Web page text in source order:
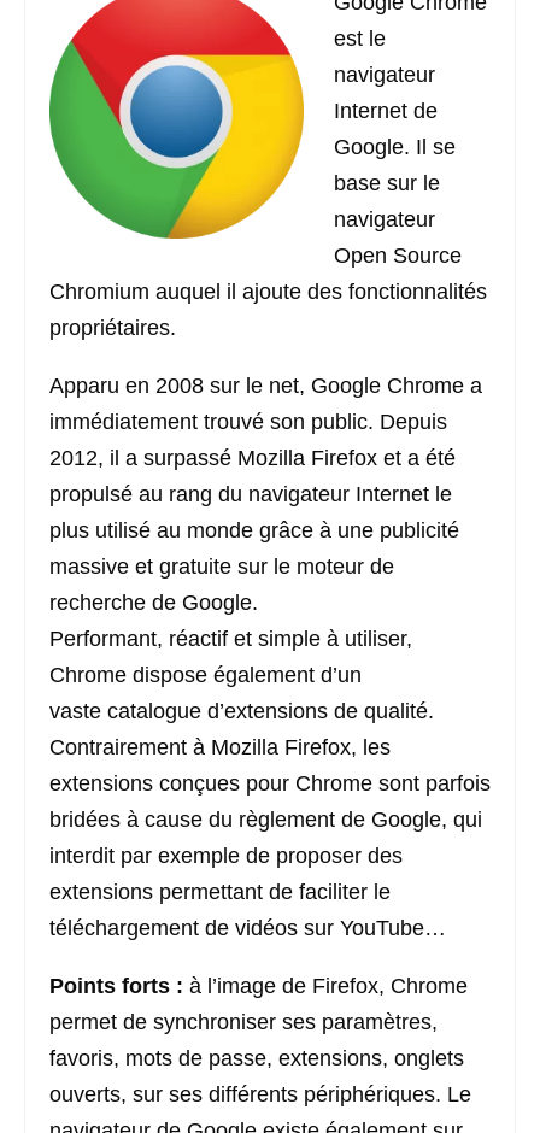
est le
navigateur
Internet de
Google. Il se
base sur le
navigateur
Open Source
Chromium auquel il ajoute des fonctionnalités
propriétaires.
Apparu en 2008 sur le net, Google Chrome a
immédiatement trouvé son public. Depuis
2012, il a surpassé Mozilla Firefox et a été
propulsé au rang du navigateur Internet le
plus utilisé au monde grâce à une publicité
massive et gratuite sur le moteur de
recherche de Google.
Performant, réactif et simple à utiliser,
Chrome dispose également d’un
vaste catalogue d’extensions de qualité.
Contrairement à Mozilla Firefox, les
extensions conçues pour Chrome sont parfois
bridées à cause du règlement de Google, qui
interdit par exemple de proposer des
extensions permettant de faciliter le
téléchargement de vidéos sur YouTube…
Points forts : à l’image de Firefox, Chrome
permet de synchroniser ses paramètres,
favoris, mots de passe, extensions, onglets
ouverts, sur ses différents périphériques. Le